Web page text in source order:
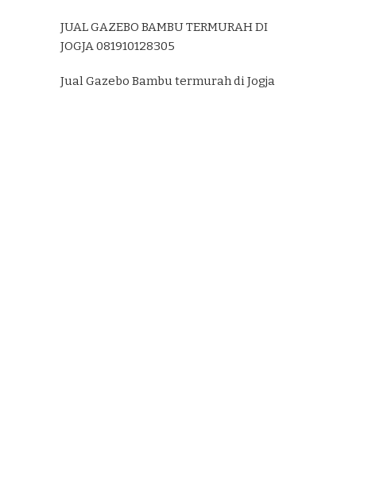
JUAL GAZEBO BAMBU TERMURAH DI
JOGJA 081910128305
Jual Gazebo Bambu termurah di Jogja